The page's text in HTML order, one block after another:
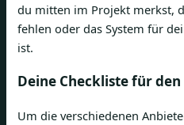
du mitten im Projekt merkst,
fehlen oder das System für
ist.
Deine Checkliste für
Um die verschiedenen